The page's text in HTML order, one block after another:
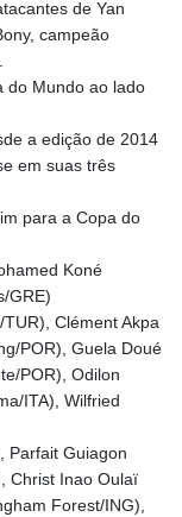
de Yan
campeão
do Mundo ao lado
a edição de 2014
em suas três
para a Copa do
Koné
GRE)
Clément Akpa
POR), Guela Doué
POR), Odilon
ITA), Wilfried
Parfait Guiagon
Christ Inao Oulaï
Forest/ING),